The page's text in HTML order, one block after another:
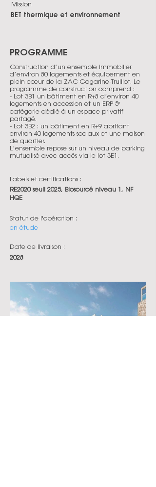
Mission
BET thermique et environnement
PROGRAMME
Construction d’un ensemble immobilier
d’environ 80 logements et équipement en
plein cœur de la ZAC Gagarine-Truillot. Le
programme de construction comprend :
- Lot 3B1 un bâtiment en R+8 d’environ 40
logements en accession et un ERP 5ᵉ
catégorie dédié à un espace privatif
partagé.
- Lot 3B2 : un bâtiment en R+9 abritant
environ 40 logements sociaux et une maison
de quartier.
L’ensemble repose sur un niveau de parking
mutualisé avec accès via le lot 3E1.
Labels et certifications :
RE2020 seuil 2025, Biosourcé niveau 1, NF
HQE
Statut de l'opération :
en étude
Date de livraison :
2028